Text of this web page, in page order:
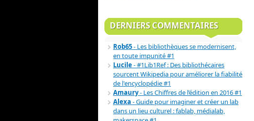
DERNIERS COMMENTAIRES
Rob65- Les bibliothèques se modernisent,
en toute impunité #1
Lucile- #1Lib1Ref : Des bibliothécaires
sourcent Wikipedia pour améliorer la fiabilité
de l'encyclopédie #1
Amaury- Les Chiffres de l’édition en 2016 #1
Alexa - Guide pour imaginer et créer un lab
dans un lieu culturel : fablab, médialab,